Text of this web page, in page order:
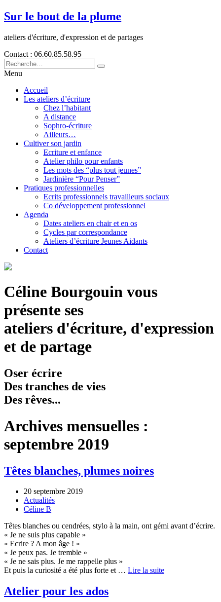
Sur le bout de la plume
ateliers d'écriture, d'expression et de partages
Contact : 06.60.85.58.95
Menu
Accueil
Les ateliers d’écriture
Chez l’habitant
A distance
Sophro-écriture
Ailleurs…
Cultiver son jardin
Ecriture et enfance
Atelier philo pour enfants
Les mots des “plus tout jeunes”
Jardinière “Pour Penser”
Pratiques professionnelles
Ecrits professionnels travailleurs sociaux
Co développement professionnel
Agenda
Dates ateliers en chair et en os
Cycles par correspondance
Ateliers d’écriture Jeunes Aidants
Contact
Céline Bourgouin vous
présente ses
ateliers d'écriture, d'expression
et de partage
Oser écrire
Des tranches de vies
Des rêves...
Archives mensuelles :
septembre 2019
Têtes blanches, plumes noires
20 septembre 2019
Actualités
Céline B
Têtes blanches ou cendrées, stylo à la main, ont gémi avant d’écrire.
« Je ne suis plus capable »
« Ecrire ? A mon âge ! »
« Je peux pas. Je tremble »
« Je ne sais plus. Je me rappelle plus »
Et puis la curiosité a été plus forte et … Lire la suite
Atelier pour les ados